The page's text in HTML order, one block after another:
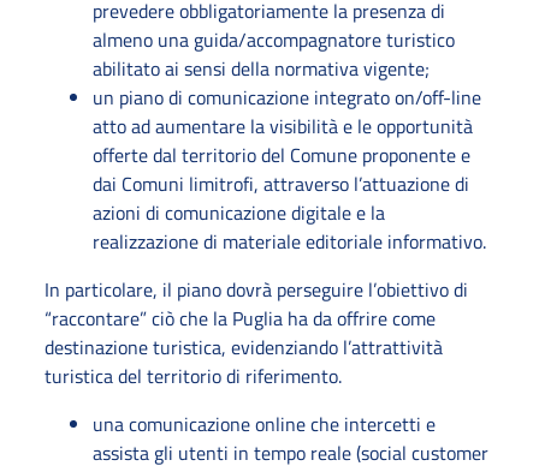
prevedere obbligatoriamente la presenza di
almeno una guida/accompagnatore turistico
abilitato ai sensi della normativa vigente;
un piano di comunicazione integrato on/off-line
atto ad aumentare la visibilità e le opportunità
offerte dal territorio del Comune proponente e
dai Comuni limitrofi, attraverso l’attuazione di
azioni di comunicazione digitale e la
realizzazione di materiale editoriale informativo.
In particolare, il piano dovrà perseguire l’obiettivo di
“raccontare” ciò che la Puglia ha da offrire come
destinazione turistica, evidenziando l’attrattività
turistica del territorio di riferimento.
una comunicazione online che intercetti e
assista gli utenti in tempo reale (social customer